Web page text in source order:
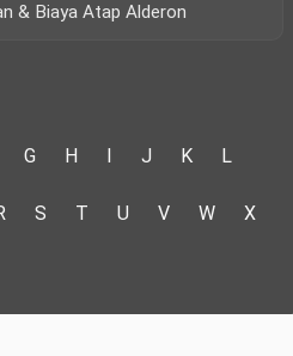
& Biaya Atap Alderon
G H I J K L
S T U V W X